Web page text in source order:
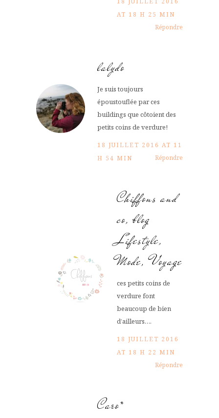
AT 18 H 25 MIN
Répondre
lalydo
Je suis toujours
époustouflée par ces
buildings que côtoient des
petits coins de verdure!
18 JUILLET 2016 AT 11
H 54 MIN
Répondre
Chiffons and
co, blog
Lifestyle,
Mode, Voyage
ces petits coins de
verdure font
beaucoup de bien
d’ailleurs….
18 JUILLET 2016
AT 18 H 22 MIN
Répondre
Caro*